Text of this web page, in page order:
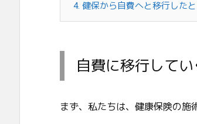
4. 健保から自費へと移行した
自費に移行して
まず、私たちは、健康保険の施